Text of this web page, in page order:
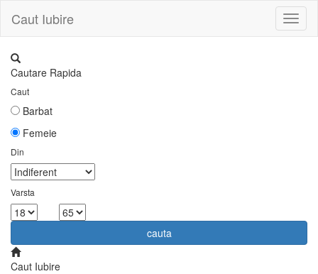
Caut Iubire
Cautare Rapida
Caut
Barbat
Femeie
Din
Varsta
cauta
Caut Iubire